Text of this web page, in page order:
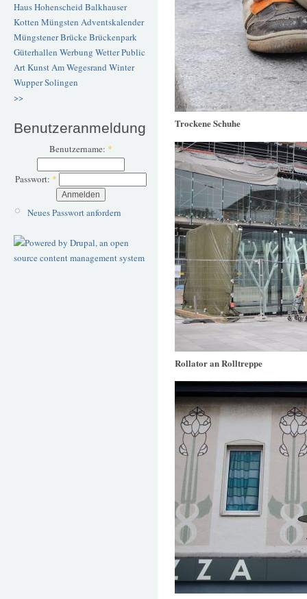
Haus Hohenscheid Balkhauser
Kotten Müngsten Adventskalender
Müngstener BrückeBrückenpark
Güterhallen Werbung WetterPublic
ArtKunstAm Wegesrand Winter
WupperSolingen
>>
Benutzeranmeldung
Benutzername: *
Passwort: *
Neues Passwort anfordern
Trockene Schuhe
Rollator an Rolltreppe